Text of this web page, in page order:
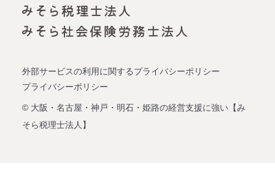
資金調達（創業融資）
労務顧問
事業承継
会社設立
明石オフィス
外部サービスの利用に関するプライバシーポリシー
プライバシーポリシー
© 大阪・名古屋・神戸・明石・姫路の経営支援に強い【み
そら税理士法人】